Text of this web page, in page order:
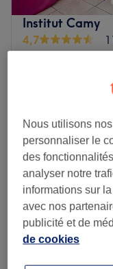
Institut Camy
4,7
Homme -
complet
10 min - 20 min
Homme -
30 min
Je veux en savoir
Nous utilisons
personnaliser le
des
analyser notre
informations sur
avec nos
publicité et de
de cookies